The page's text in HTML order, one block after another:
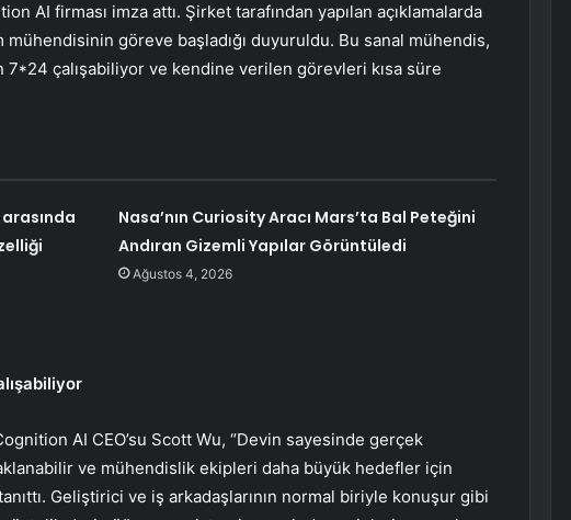
AI firması imza attı. Şirket tarafından yapılan açıklamalarda
mühendisinin göreve başladığı duyuruldu. Bu sanal mühendis,
7*24 çalışabiliyor ve kendine verilen görevleri kısa süre
Nasa’nın Curiosity Aracı Mars’ta Bal Peteğini
Andıran Gizemli Yapılar Görüntüledi
Ağustos 4, 2026
AI CEO’su Scott Wu, “Devin sayesinde gerçek
ve mühendislik ekipleri daha büyük hedefler için
Geliştirici ve iş arkadaşlarının normal biriyle konuşur gibi